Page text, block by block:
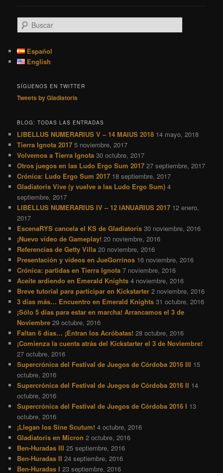
u
c
a
Español
English
SÍGUENOS EN TWITTER
Tweets by Gladiatoris
BLOG: TODAS LAS ENTRADAS
LIBELLUS NUMERARIUS V – 14 MAIUS 2018 14 mayo, 2018
Tierra Ignota 2017 5 noviembre, 2017
Volvemos a Tierra Ignota 30 octubre, 2017
Otros juegos en las Ludo Ergo Sum 2017 27 septiembre, 2017
Crónica: Ludo Ergo Sum 2017 18 septiembre, 2017
Gladiatoris Vive (y vuelve a las Ludo Ergo Sum) 4
septiembre, 2017
LIBELLUS NUMERARIUS IV – 12 IANUARIUS 2017 12 enero,
2017
EscenaRYS cancela el KS de Gladiatoris 30 noviembre, 2016
¡Nuevo vídeo de Gameplay! 20 noviembre, 2016
Referencias de Getty Villa 20 noviembre, 2016
Presentación y vídeos en JueGorrinos 16 noviembre, 2016
Crónica: partidas en Tierra Ignota 7 noviembre, 2016
Aceite ardiendo en Emerald Knights 4 noviembre, 2016
Breve tutorial para participar en Kickstarter 2 noviembre, 2016
3 días más… Encuentro en Emerald Knights 31 octubre, 2016
¡Sólo 5 días para estar en marcha! Arrancamos el 3 de
Noviembre 29 octubre, 2016
Faltan 6 días… ¡Entran los Acróbatas! 28 octubre, 2016
¡Comienza la cuenta atrás del Kickstarter el 3 de Noviembre!
27 octubre, 2016
Supercrónica del Festival de Juegos de Córdoba 2016 III 15
octubre, 2016
Supercrónica del Festival de Juegos de Córdoba 2016 II 14
octubre, 2016
Supercrónica del Festival de Juegos de Córdoba 2016 I 13
octubre, 2016
¡Llegan los Sine Scutum! 4 octubre, 2016
Gladiatoris en Micron 2 octubre, 2016
Ben-Huradas III 25 septiembre, 2016
Ben-Huradas II 24 septiembre, 2016
Ben-Huradas I 23 septiembre, 2016